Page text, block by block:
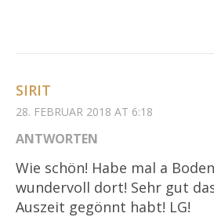
SIRIT
28. FEBRUAR 2018 AT 6:18
ANTWORTEN
Wie schön! Habe mal a
wundervoll dort! Sehr gut
Auszeit gegönnt habt! LG!